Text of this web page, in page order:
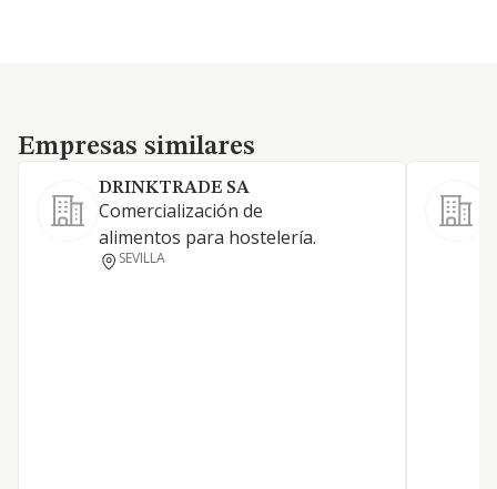
Empresas similares
Empresas similares
DRINKTRADE SA
Comercialización de
alimentos para hostelería.
SEVILLA